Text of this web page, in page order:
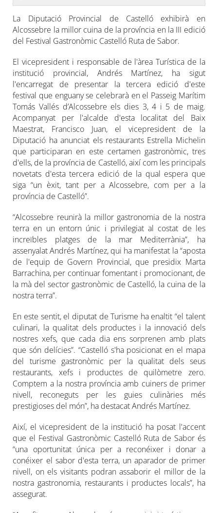
La Diputació Provincial de Castelló exhibirà en
Alcossebre la millor cuina de la província en la III edició
del Festival Gastronòmic Castelló Ruta de Sabor.
El vicepresident i responsable de l'àrea Turística de la
institució provincial, Andrés Martínez, ha sigut
l'encarregat de presentar la tercera edició d'este
festival que enguany se celebrarà en el Passeig Marítim
Tomás Vallés d’Alcossebre els dies 3, 4 i 5 de maig.
Acompanyat per l'alcalde d'esta localitat del Baix
Maestrat, Francisco Juan, el vicepresident de la
Diputació ha anunciat els restaurants Estrella Michelin
que participaran en este certamen gastronòmic, tres
d'ells, de la província de Castelló, així com les principals
novetats d'esta tercera edició de la qual espera que
siga “un èxit, tant per a Alcossebre, com per a la
província de Castelló”.
“Alcossebre reunirà la millor gastronomia de la nostra
terra en un entorn únic i privilegiat al costat de les
increïbles platges de la mar Mediterrània”, ha
assenyalat Andrés Martínez, qui ha manifestat la “aposta
de l'equip de Govern Provincial, que presidix Marta
Barrachina, per continuar fomentant i promocionant, de
la mà del sector gastronòmic de Castelló, la cuina de la
nostra terra”.
En este sentit, el diputat de Turisme ha enaltit “el talent
culinari, la qualitat dels productes i la innovació dels
nostres xefs, que cada dia ens sorprenen amb plats
que són delícies”. “Castelló s'ha posicionat en el mapa
del turisme gastronòmic per la qualitat dels seus
restaurants, xefs i productes de quilòmetre zero.
Comptem a la nostra província amb cuiners de primer
nivell, reconeguts per les guies culinàries més
prestigioses del món”, ha destacat Andrés Martínez.
Així, el vicepresident de la institució ha posat l'accent
que el Festival Gastronòmic Castelló Ruta de Sabor és
“una oportunitat única per a reconéixer i donar a
conéixer el sabor d'esta terra, un aparador de primer
nivell, on els visitants podran assaborir el millor de la
nostra gastronomia, restaurants i productes locals”, ha
assegurat.